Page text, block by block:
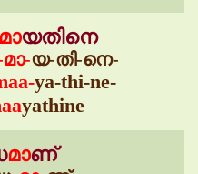
യതിനെ
യ-തി-നെ-
ya-thi-ne-
yathine
മാണ്